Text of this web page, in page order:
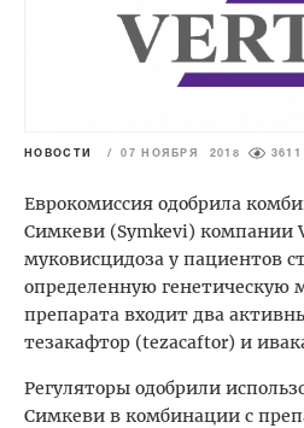
НОВОСТИ / 07 НОЯБРЯ 2018 3611
Еврокомиссия одобрила
Симкеви (Symkevi) компании
муковисцидоза у пациентов
определенную генетическую
препарата входит два
тезакафтор (tezacaftor) и
Регуляторы одобрили
Симкеви в комбинации с